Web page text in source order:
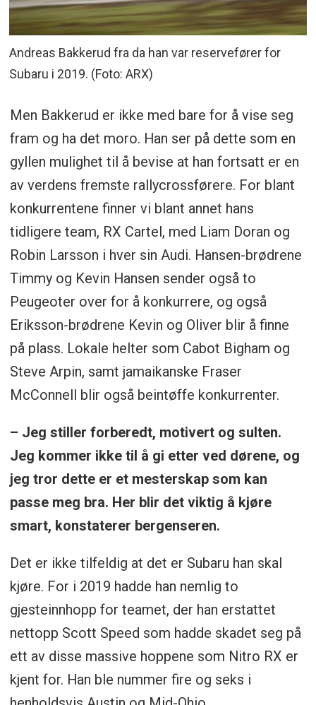
Andreas Bakkerud fra da han var reservefører for
Subaru i 2019. (Foto: ARX)
Men Bakkerud er ikke med bare for å vise seg
fram og ha det moro. Han ser på dette som en
gyllen mulighet til å bevise at han fortsatt er en
av verdens fremste rallycrossførere. For blant
konkurrentene finner vi blant annet hans
tidligere team, RX Cartel, med Liam Doran og
Robin Larsson i hver sin Audi. Hansen-brødrene
Timmy og Kevin Hansen sender også to
Peugeoter over for å konkurrere, og også
Eriksson-brødrene Kevin og Oliver blir å finne
på plass. Lokale helter som Cabot Bigham og
Steve Arpin, samt jamaikanske Fraser
McConnell blir også beintøffe konkurrenter.
– Jeg stiller forberedt, motivert og sulten.
Jeg kommer ikke til å gi etter ved dørene, og
jeg tror dette er et mesterskap som kan
passe meg bra. Her blir det viktig å kjøre
smart, konstaterer bergenseren.
Det er ikke tilfeldig at det er Subaru han skal
kjøre. For i 2019 hadde han nemlig to
gjesteinnhopp for teamet, der han erstattet
nettopp Scott Speed som hadde skadet seg på
ett av disse massive hoppene som Nitro RX er
kjent for. Han ble nummer fire og seks i